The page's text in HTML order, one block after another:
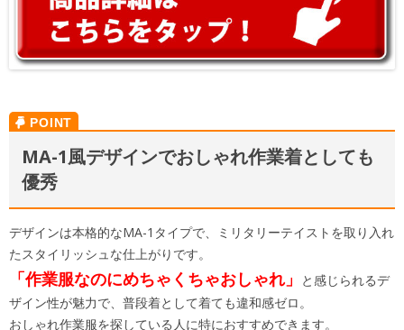
MA-1風デザインでおしゃれ作業着としても
優秀
デザインは本格的なMA-1タイプで、ミリタリーテイストを取り入れ
たスタイリッシュな仕上がりです。
「作業服なのにめちゃくちゃおしゃれ」
と感じられるデ
ザイン性が魅力で、普段着として着ても違和感ゼロ。
おしゃれ作業服を探している人に特におすすめできます。